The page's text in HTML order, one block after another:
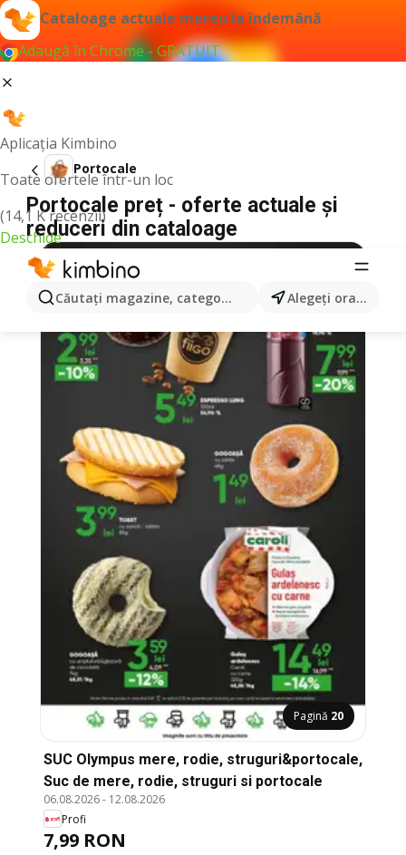
Cataloage actuale mereu la îndemână
Adaugă în Chrome - GRATUIT
Aplicația Kimbino
Toate ofertele într-un loc
(14,1 K recenzii)
Deschide
Căutaţi magazine, categorii, produse... Alegeţi oraşul
Portocale
Portocale preț - oferte actuale și
reduceri din cataloage
Pagină 20
SUC Olympus mere, rodie, struguri&portocale,
Suc de mere, rodie, struguri si portocale
06.08.2026- 12.08.2026
Profi
7,99 RON